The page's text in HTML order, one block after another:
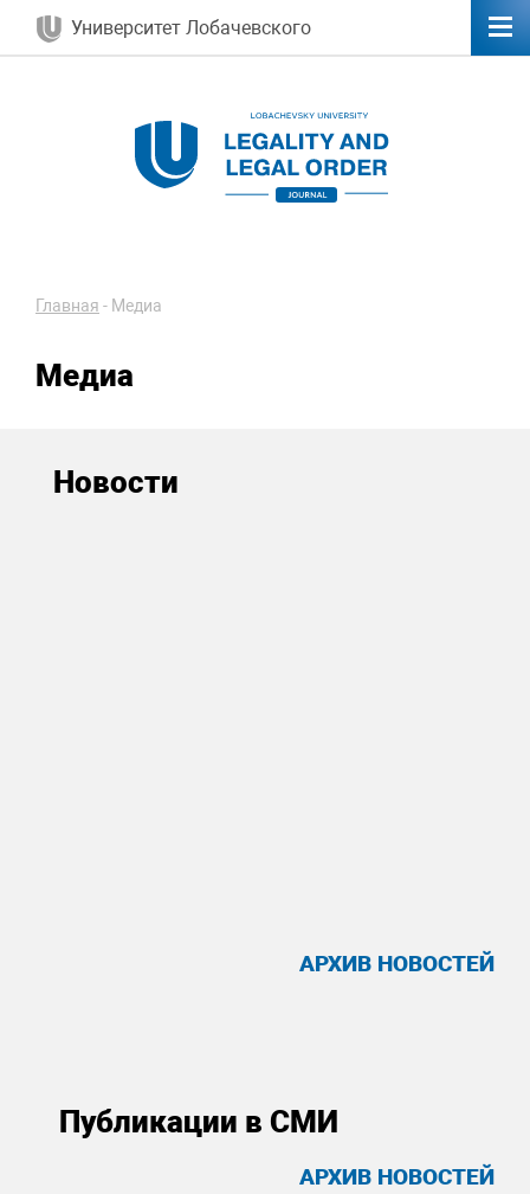
Университет Лобачевского
Главная - Медиа
Медиа
Новости
АРХИВ НОВОСТЕЙ
Публикации в СМИ
АРХИВ НОВОСТЕЙ